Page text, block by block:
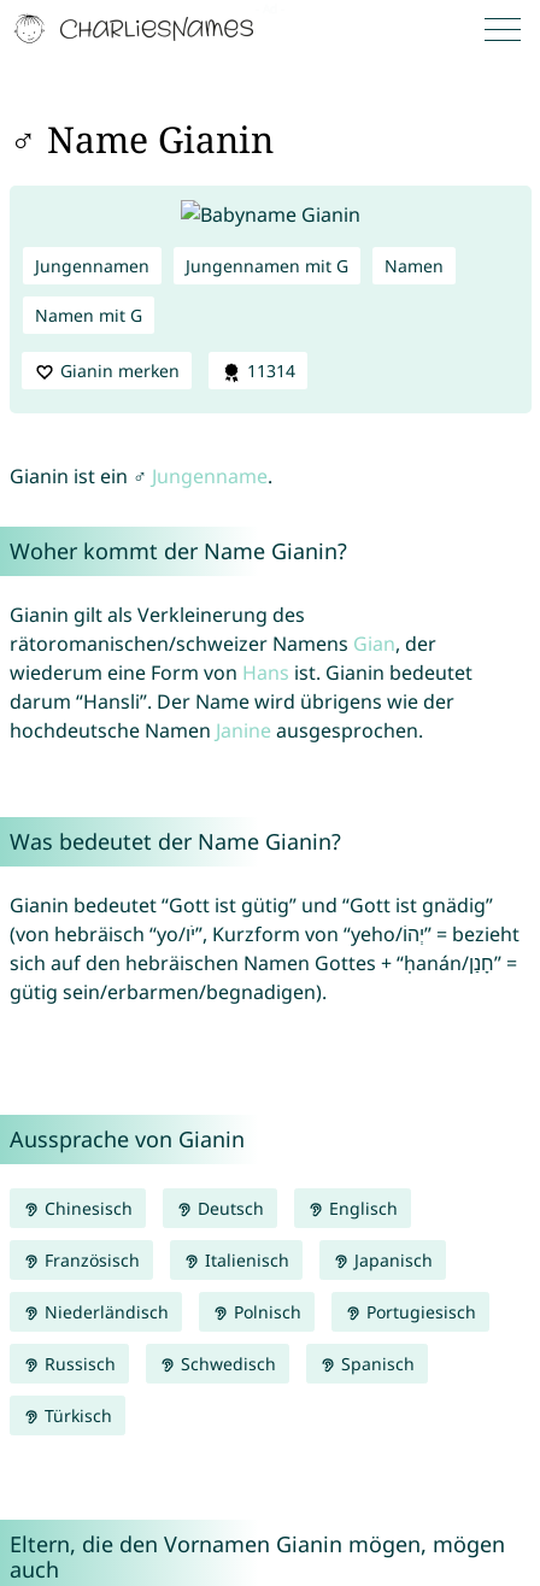
♂ Name Gianin
Jungennamen Jungennamen mit G Namen
Namen mit G
Gianin merken 11314
Gianin ist ein ♂ Jungenname.
Woher kommt der Name Gianin?
Gianin gilt als Verkleinerung des
rätoromanischen/schweizer Namens Gian, der
wiederum eine Form von Hans ist. Gianin bedeutet
darum “Hansli”. Der Name wird übrigens wie der
hochdeutsche Namen Janine ausgesprochen.
Was bedeutet der Name Gianin?
Gianin bedeutet “Gott ist gütig” und “Gott ist gnädig”
(von hebräisch “yo/יֹו”, Kurzform von “yeho/יְהוֹ” = bezieht
sich auf den hebräischen Namen Gottes + “ḥanán/חָנַן” =
gütig sein/erbarmen/begnadigen).
Aussprache von Gianin
Chinesisch Deutsch Englisch
Französisch Italienisch Japanisch
Niederländisch Polnisch Portugiesisch
Russisch Schwedisch Spanisch
Türkisch
Eltern, die den Vornamen Gianin mögen, mögen
auch